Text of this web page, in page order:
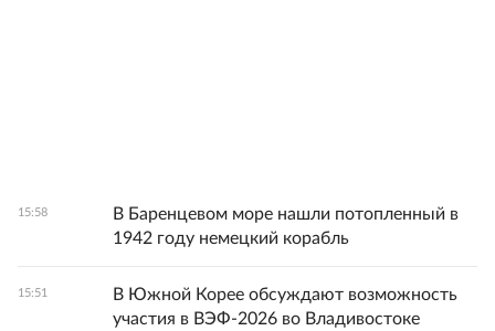
15:58
В Баренцевом море нашли потопленный в
1942 году немецкий корабль
15:51
В Южной Корее обсуждают возможность
участия в ВЭФ-2026 во Владивостоке